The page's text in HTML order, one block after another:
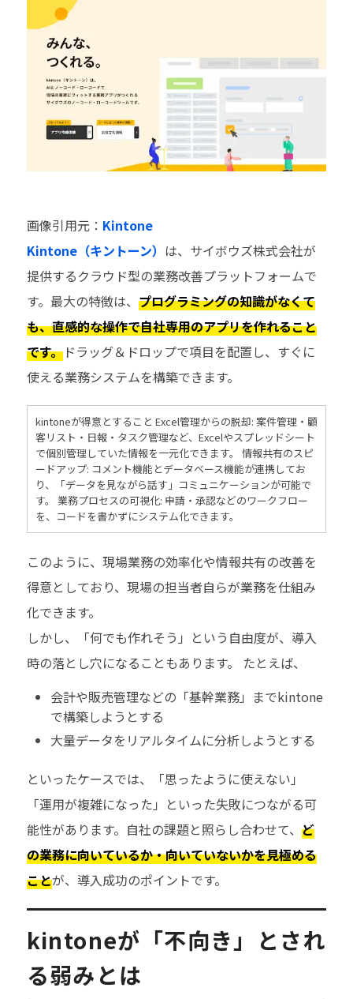
画像引用元： Kintone
Kintone（キントーン） は、サイボウズ株式会社が
提供するクラウド型の業務改善プラットフォームで
す。最大の特徴は、 プログラミングの知識がなくて
も、直感的な操作で自社専用のアプリを作れること
です。ドラッグ＆ドロップで項目を配置し、すぐに
使える業務システムを構築できます。
kintoneが得意とすること Excel管理からの脱却: 案件管理・顧
客リスト・日報・タスク管理など、Excelやスプレッドシート
で個別管理していた情報を一元化できます。 情報共有のスピ
ードアップ: コメント機能とデータベース機能が連携してお
り、「データを見ながら話す」コミュニケーションが可能で
す。 業務プロセスの可視化: 申請・承認などのワークフロー
を、コードを書かずにシステム化できます。
このように、現場業務の効率化や情報共有の改善を
得意としており、現場の担当者自らが業務を仕組み
化できます。
しかし、「何でも作れそう」という自由度が、導入
時の落とし穴になることもあります。 たとえば、
会計や販売管理などの「基幹業務」までkintone
で構築しようとする
大量データをリアルタイムに分析しようとする
といったケースでは、「思ったように使えない」
「運用が複雑になった」といった失敗につながる可
能性があります。自社の課題と照らし合わせて、 ど
の業務に向いているか・向いていないかを見極める
ことが、導入成功のポイントです。
kintoneが「不向き」とされ
る弱みとは